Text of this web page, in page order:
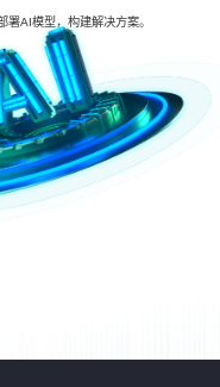
AI模型，构建解决方案。